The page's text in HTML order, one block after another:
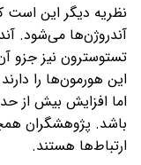
نظریه دیگر این است
آندروژن‌ها می‌شود.
تستوسترون نیز جزو
این هورمون‌ها را
اما افزایش بیش از
باشد. پژوهشگران
ارتباط‌ها هستند.